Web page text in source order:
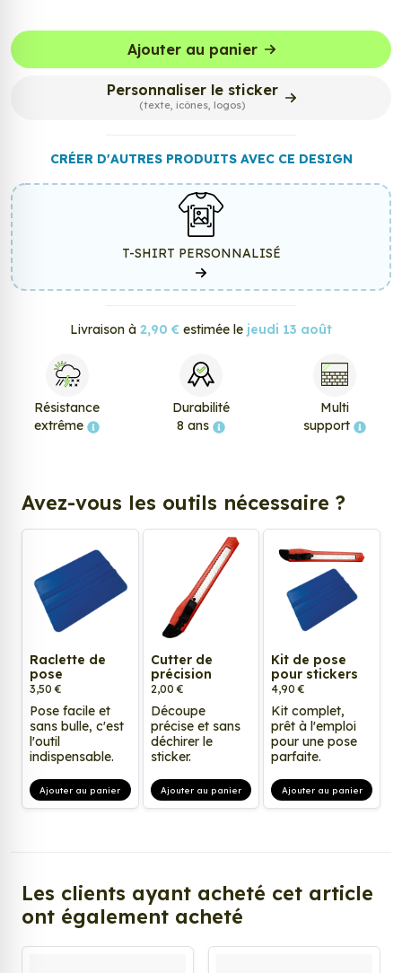
Ajouter au panier
Personnaliser le sticker
(texte, icônes, logos)
CRÉER D'AUTRES PRODUITS AVEC CE DESIGN
T-SHIRT PERSONNALISÉ
Livraison à 2,90 € estimée le jeudi 13 août
Résistance
extrême
Durabilité
8 ans
Multi
support
Avez-vous les outils nécessaire ?
Raclette de
pose
3,50 €
Pose facile et
sans bulle, c'est
l'outil
indispensable.
Ajouter au panier
Cutter de
précision
2,00 €
Découpe
précise et sans
déchirer le
sticker.
Ajouter au panier
Kit de pose
pour stickers
4,90 €
Kit complet,
prêt à l'emploi
pour une pose
parfaite.
Ajouter au panier
Les clients ayant acheté cet article
ont également acheté